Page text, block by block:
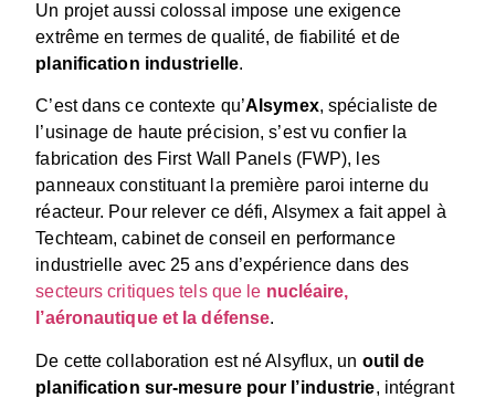
Un projet aussi colossal impose une exigence
extrême en termes de qualité, de fiabilité et de
planification industrielle.
C’est dans ce contexte qu’Alsymex, spécialiste de
l’usinage de haute précision, s’est vu confier la
fabrication des First Wall Panels (FWP), les
panneaux constituant la première paroi interne du
réacteur. Pour relever ce défi, Alsymex a fait appel à
Techteam, cabinet de conseil en performance
industrielle avec 25 ans d’expérience dans des
secteurs critiques tels que le nucléaire,
l’aéronautique et la défense.
De cette collaboration est né Alsyflux, un outil de
planification sur-mesure pour l’industrie, intégrant